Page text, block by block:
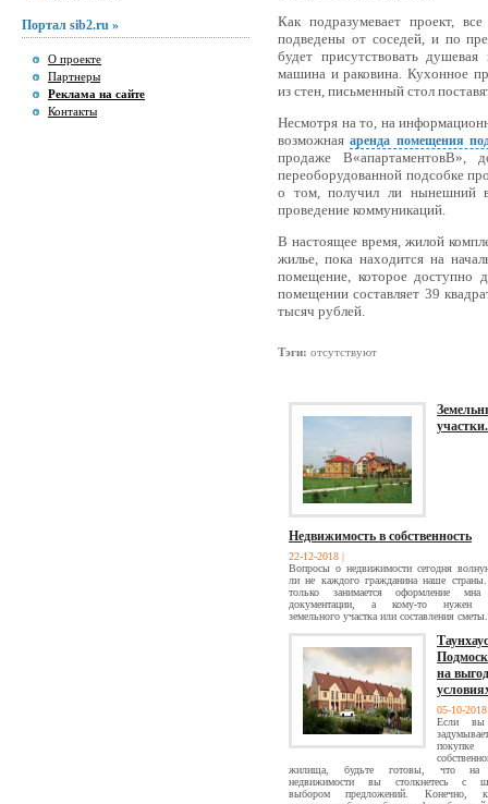
Портал sib2.ru »
О проекте
Партнеры
Реклама на сайте
Контакты
Как подразумевает проект,
подведены от соседей, и по
будет присутствовать
машина и раковина. Кухонное
из стен, письменный стол
Несмотря на то, на
возможнаяаренда помещения
продаже
переоборудованной подсобке
о том, получил ли нынешний
проведение коммуникаций.
В настоящее время, жилой
жилье, пока находится на
помещение, которое доступно
помещении составляет 39
тысяч рублей.
Тэги: отсутствуют
участки.
Недвижимость в собственность
22-12-2018 |
Вопросы о недвижимости сегодня
ли не каждого гражданина наше
только занимается оформление мна
документации, а кому-то нужен
земельного участка или составления сметы.
на
05-10-
Если вы
покупке
жилища, будьте готовы, что на
недвижимости вы столкнетесь с
выбором предложений. Конечно,